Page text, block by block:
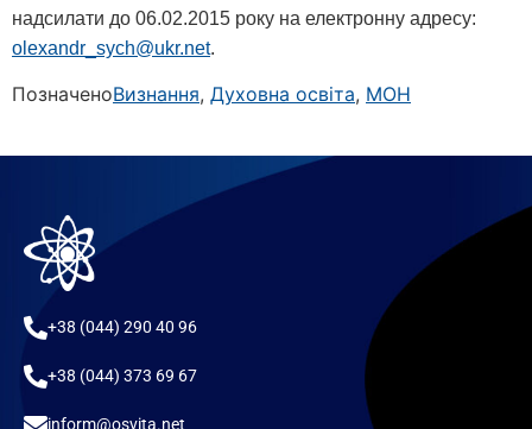
надсилати до 06.02.2015 року на електронну адресу:
olexandr_sych@ukr.net.
ПозначеноВизнання, Духовна освіта, МОН
+38 (044) 290 40 96
+38 (044) 373 69 67
inform@osvita.net